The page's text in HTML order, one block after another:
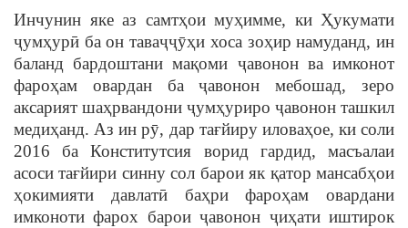
Инчунин яке аз самтҳои муҳимме, ки Ҳукумати
ҷумҳурӣ ба он таваҷҷӯҳи хоса зоҳир намуданд, ин
баланд бардоштани мақоми ҷавонон ва имконот
фароҳам овардан ба ҷавонон мебошад, зеро
аксарият шаҳрвандони ҷумҳуриро ҷавонон ташкил
медиҳанд. Аз ин рӯ, дар тағйиру иловаҳое, ки соли
2016 ба Конститутсия ворид гардид, масъалаи
асоси тағйири синну сол барои як қатор мансабҳои
ҳокимияти давлатӣ баҳри фароҳам овардани
имконоти фарох барои ҷавонон ҷиҳати иштирок